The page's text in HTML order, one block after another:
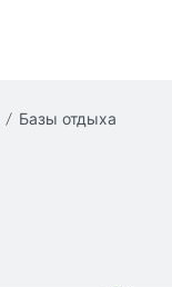
базы отдыха